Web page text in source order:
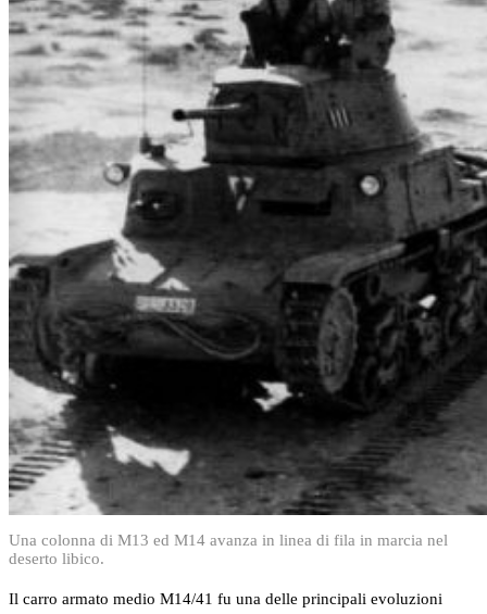
Una colonna di M13 ed M14 avanza in linea di fila in marcia nel
deserto libico.
Il carro armato medio M14/41 fu una delle principali evoluzioni